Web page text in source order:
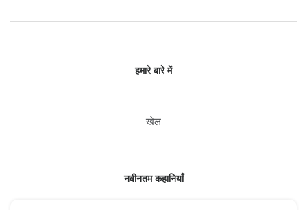
हमारे बारे में
खेल
नवीनतम कहानियाँ